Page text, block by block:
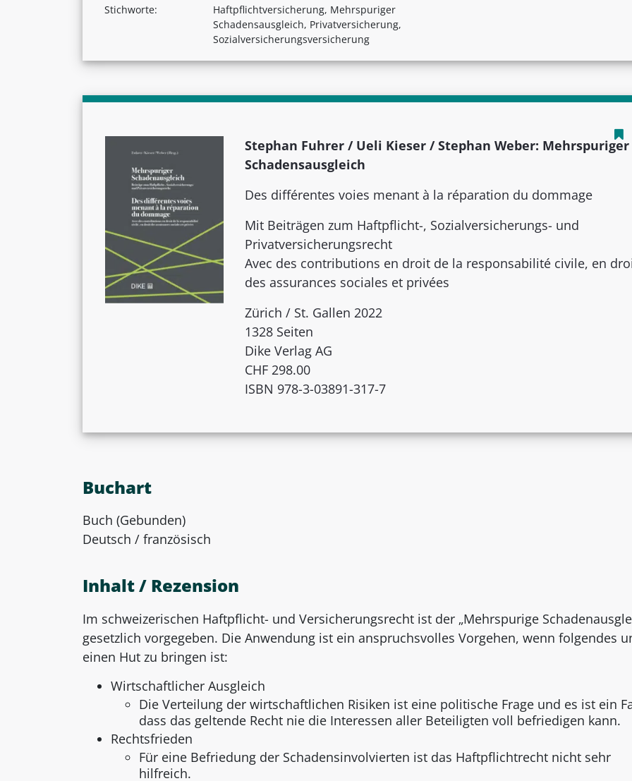
Stichworte:
Haftpflichtversicherung, Mehrspuriger
Schadensausgleich, Privatversicherung,
Sozialversicherungsversicherung
Stephan Fuhrer / Ueli Kieser / Stephan Weber: Mehrspuriger
Schadensausgleich
Des différentes voies menant à la réparation du dommage
Mit Beiträgen zum Haftpflicht-, Sozialversicherungs- und
Privatversicherungsrecht
Avec des contributions en droit de la responsabilité civile, en
des assurances sociales et privées
Zürich / St. Gallen 2022
1328 Seiten
Dike Verlag AG
CHF 298.00
ISBN 978-3-03891-317-7
Buchart
Buch (Gebunden)
Deutsch / französisch
Inhalt / Rezension
Im schweizerischen Haftpflicht- und Versicherungsrecht ist der „Mehrspurige
gesetzlich vorgegeben. Die Anwendung ist ein anspruchsvolles Vorgehen, wenn folgendes
einen Hut zu bringen ist:
Wirtschaftlicher Ausgleich
Die Verteilung der wirtschaftlichen Risiken ist eine politische Frage und es ist ein
dass das geltende Recht nie die Interessen aller Beteiligten voll befriedigen kann.
Rechtsfrieden
Für eine Befriedung der Schadensinvolvierten ist das Haftpflichtrecht nicht sehr
hilfreich.